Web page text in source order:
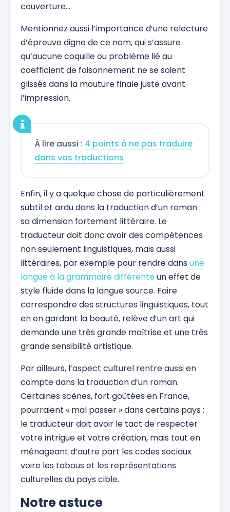
couverture…
Mentionnez aussi l’importance d’une relecture
d’épreuve digne de ce nom, qui s’assure
qu’aucune coquille ou problème lié au
coefficient de foisonnement ne se soient
glissés dans la mouture finale juste avant
l’impression.
À lire aussi : 4 points à ne pas traduire
dans vos traductions
Enfin, il y a quelque chose de particulièrement
subtil et ardu dans la traduction d’un roman :
sa dimension fortement littéraire. Le
traducteur doit donc avoir des compétences
non seulement linguistiques, mais aussi
littéraires, par exemple pour rendre dans une
langue à la grammaire différenteun effet de
style fluide dans la langue source. Faire
correspondre des structures linguistiques, tout
en en gardant la beauté, relève d’un art qui
demande une très grande maîtrise et une très
grande sensibilité artistique.
Par ailleurs, l’aspect culturel rentre aussi en
compte dans la traduction d’un roman.
Certaines scènes, fort goûtées en France,
pourraient « mal passer » dans certains pays :
le traducteur doit avoir le tact de respecter
votre intrigue et votre création, mais tout en
ménageant d’autre part les codes sociaux
voire les tabous et les représentations
culturelles du pays cible.
Notre astuce